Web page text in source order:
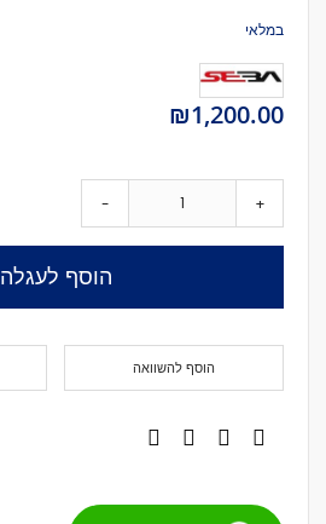
במלאי
₪1,200.00
- +
הוסף לעגלה
הוסף להשוואה